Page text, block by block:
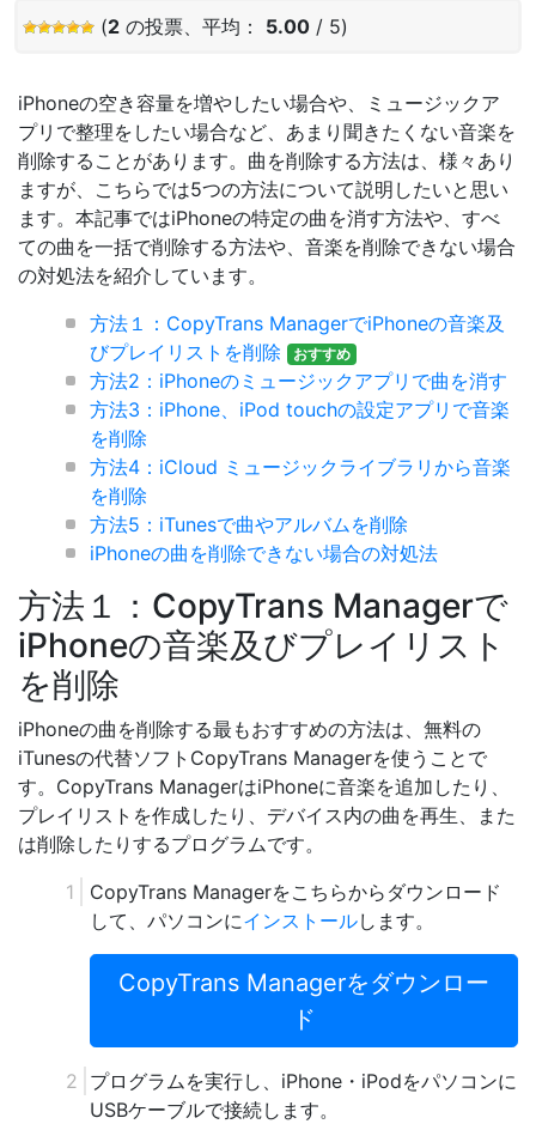
(2 の投票、平均： 5.00 / 5)
iPhoneの空き容量を増やしたい場合や、ミュージックア
プリで整理をしたい場合など、あまり聞きたくない音楽を
削除することがあります。曲を削除する方法は、様々あり
ますが、こちらでは5つの方法について説明したいと思い
ます。本記事ではiPhoneの特定の曲を消す方法や、すべ
ての曲を一括で削除する方法や、音楽を削除できない場合
の対処法を紹介しています。
方法１：CopyTrans ManagerでiPhoneの音楽及
びプレイリストを削除
おすすめ
方法2：iPhoneのミュージックアプリで曲を消す
方法3：iPhone、iPod touchの設定アプリで音楽
を削除
方法4：iCloud ミュージックライブラリから音楽
を削除
方法5：iTunesで曲やアルバムを削除
iPhoneの曲を削除できない場合の対処法
方法１：CopyTrans Managerで
iPhoneの音楽及びプレイリスト
を削除
iPhoneの曲を削除する最もおすすめの方法は、無料の
iTunesの代替ソフトCopyTrans Managerを使うことで
す。CopyTrans ManagerはiPhoneに音楽を追加したり、
プレイリストを作成したり、デバイス内の曲を再生、また
は削除したりするプログラムです。
CopyTrans Managerをこちらからダウンロード
して、パソコンにインストールします。
CopyTrans Managerをダウンロー
ド
プログラムを実行し、iPhone・iPodをパソコンに
USBケーブルで接続します。